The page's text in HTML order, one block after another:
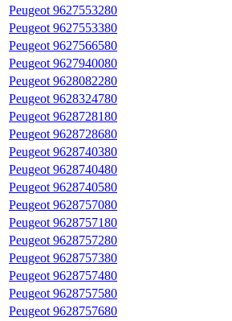
Peugeot 9627553280
Peugeot 9627553380
Peugeot 9627566580
Peugeot 9627940080
Peugeot 9628082280
Peugeot 9628324780
Peugeot 9628728180
Peugeot 9628728680
Peugeot 9628740380
Peugeot 9628740480
Peugeot 9628740580
Peugeot 9628757080
Peugeot 9628757180
Peugeot 9628757280
Peugeot 9628757380
Peugeot 9628757480
Peugeot 9628757580
Peugeot 9628757680